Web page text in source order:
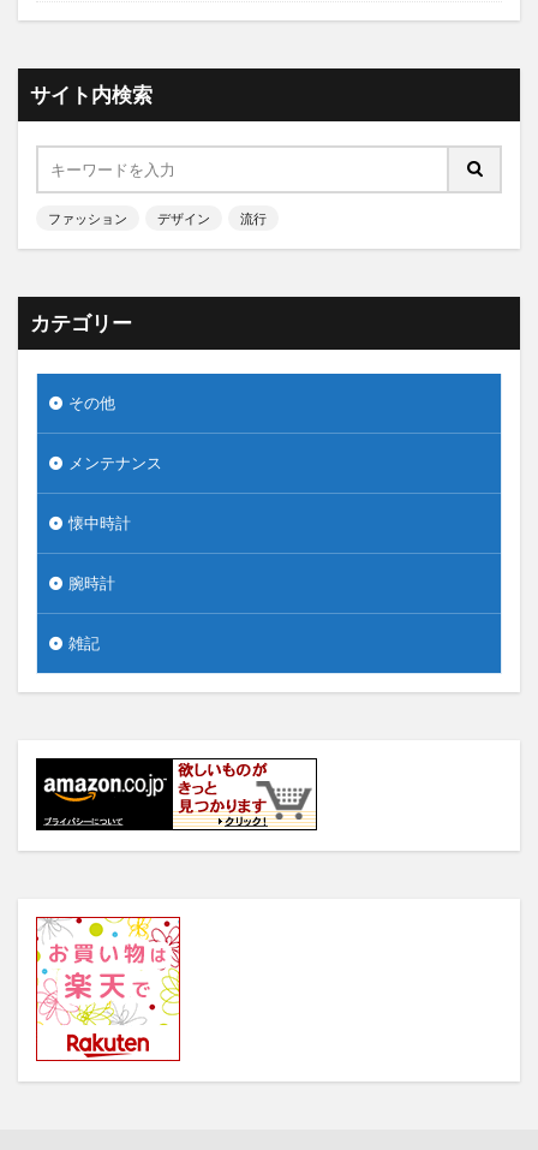
サイト内検索
ファッション デザイン 流行
カテゴリー
その他
メンテナンス
懐中時計
腕時計
雑記